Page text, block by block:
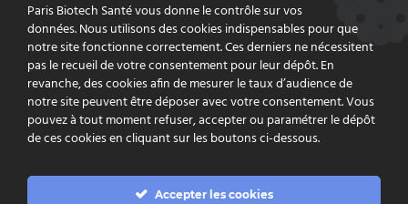
ACTICOR lève 15,5M€
1 novembre 2021
Acticor Biotech annonce le succès de son
introduction en bourse sur Euronext, avec un
montant levé de [...]
En savoir plus
Paris Biotech Santé vous donne le contrôle sur vos
données. Nous utilisons des cookies indispensables pour que
notre site fonctionne correctement. Ces derniers ne nécessitent
pas le recueil de votre consentement pour leur dépôt. En
revanche, des cookies afin de mesurer le taux d’audience de
notre site peuvent être déposer avec votre consentement. Vous
pouvez à tout moment refuser, accepter ou paramétrer le dépôt
de ces cookies en cliquant sur les boutons ci-dessous.
Accepter les cookies